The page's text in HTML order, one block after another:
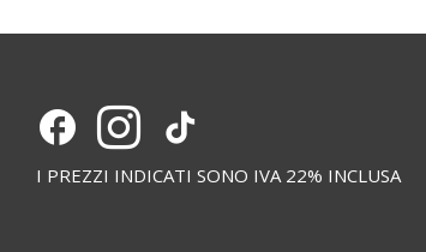
I PREZZI INDICATI SONO IVA 22% INCLUSA